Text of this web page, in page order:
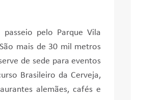
pelo Parque Vila
mais de 30 mil metros
de sede para eventos
Brasileiro da Cerveja,
alemães, cafés e